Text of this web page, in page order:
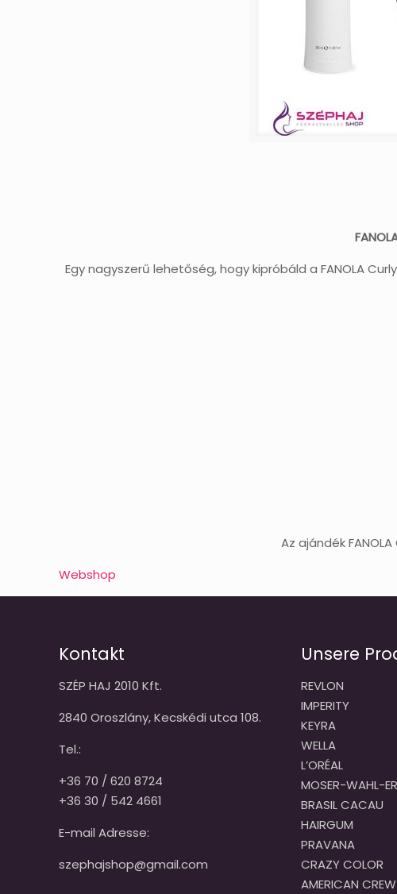
Egy nagyszerű lehetőség, hogy kipróbáld a FANOLA
Az ajándék
Webshop
Kontakt
SZÉP HAJ 2010 Kft.
2840 Oroszlány, Kecskédi utca 108.
Tel.:
+36 70 / 620 8724
+36 30 / 542 4661
E-mail Adresse:
szephajshop@gmail.com
Unsere
REVLON
IMPERITY
KEYRA
WELLA
L’ORÉAL
MOSER-WAHL-
BRASIL CACAU
HAIRGUM
PRAVANA
CRAZY COLOR
AMERICAN CREW